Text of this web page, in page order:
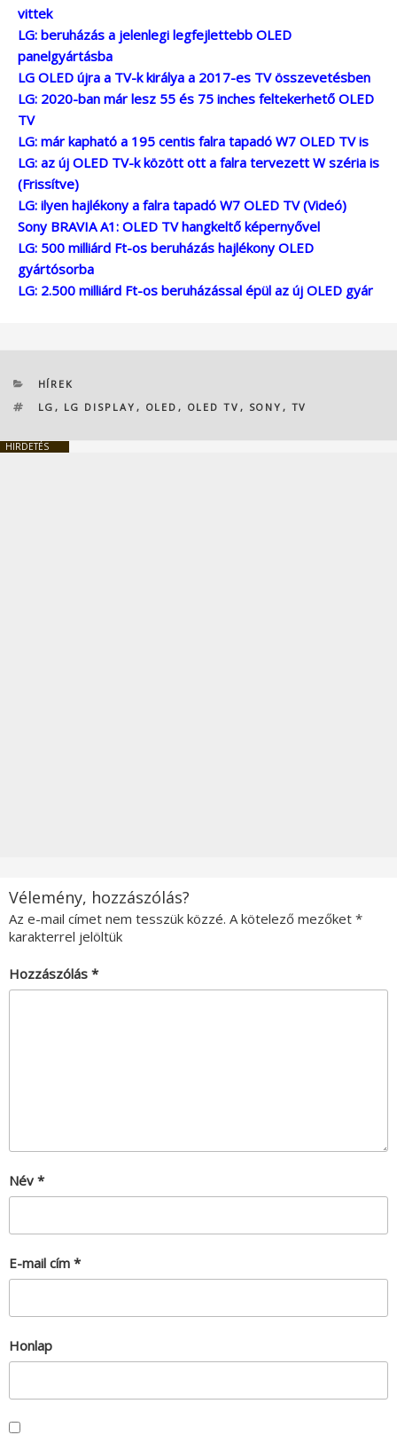
vittek
LG: beruházás a jelenlegi legfejlettebb OLED
panelgyártásba
LG OLED újra a TV-k királya a 2017-es TV összevetésben
LG: 2020-ban már lesz 55 és 75 inches feltekerhető OLED
TV
LG: már kapható a 195 centis falra tapadó W7 OLED TV is
LG: az új OLED TV-k között ott a falra tervezett W széria is
(Frissítve)
LG: ilyen hajlékony a falra tapadó W7 OLED TV (Videó)
Sony BRAVIA A1: OLED TV hangkeltő képernyővel
LG: 500 milliárd Ft-os beruházás hajlékony OLED
gyártósorba
LG: 2.500 milliárd Ft-os beruházással épül az új OLED gyár
KATEGÓRIÁK
HÍREK
CÍMKÉK
LG , LG DISPLAY , OLED , OLED TV , SONY , TV
HIRDETÉS
Vélemény, hozzászólás?
Az e-mail címet nem tesszük közzé. A kötelező mezőket *
karakterrel jelöltük
Hozzászólás *
Név *
E-mail cím *
Honlap